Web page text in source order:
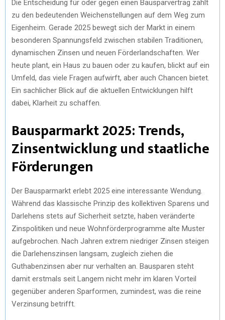
Die Entscheidung für oder gegen einen Bausparvertrag zählt
zu den bedeutenden Weichenstellungen auf dem Weg zum
Eigenheim. Gerade 2025 bewegt sich der Markt in einem
besonderen Spannungsfeld zwischen stabilen Traditionen,
dynamischen Zinsen und neuen Förderlandschaften. Wer
heute plant, ein Haus zu bauen oder zu kaufen, blickt auf ein
Umfeld, das viele Fragen aufwirft, aber auch Chancen bietet.
Ein sachlicher Blick auf die aktuellen Entwicklungen hilft
dabei, Klarheit zu schaffen.
Bausparmarkt 2025: Trends,
Zinsentwicklung und staatliche
Förderungen
Der Bausparmarkt erlebt 2025 eine interessante Wendung.
Während das klassische Prinzip des kollektiven Sparens und
Darlehens stets auf Sicherheit setzte, haben veränderte
Zinspolitiken und neue Wohnförderprogramme alte Muster
aufgebrochen. Nach Jahren extrem niedriger Zinsen steigen
die Darlehenszinsen langsam, zugleich ziehen die
Guthabenzinsen aber nur verhalten an. Bausparen steht
damit erstmals seit Langem nicht mehr im klaren Vorteil
gegenüber anderen Sparformen, zumindest, was die reine
Verzinsung betrifft.